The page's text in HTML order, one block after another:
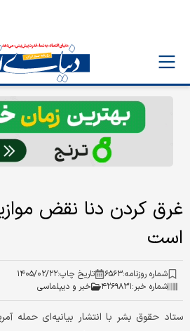
غرق کردن دنا نقض
است
شماره روزنامه:۶۵۶۳ تاریخ چاپ:۱۴۰۵/۰۲/۲۲
شماره خبر:۴۲۶۹۸۳۱ خبر و دیپلماسی
ستاد حقوق بشر با انتشار بیانیه‌ای حمله